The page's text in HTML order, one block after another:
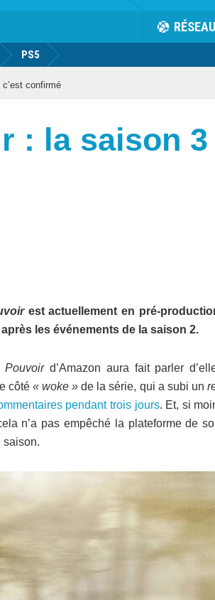
RÉSEAU
PS5
confirmé
: la saison
est actuellement en pré-
les événements de la saison 2.
Pouvoird’Amazon aura fait parler
côté « woke » de la série, qui a subi un
pendant trois jours. Et, si
n’a pas empêché la plateforme de
saison.